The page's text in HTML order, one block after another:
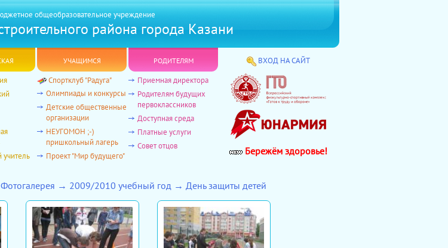
общеобразовательное учреждение
района города Казани
учащимся родителям ВХОД НА САЙТ
Бережём здоровье!
Спортклуб "Радуга"
Олимпиады и конкурсы
Детские общественные
организации
НЕУГОМОН ;-)
пришкольный лагерь
Проект "Мир будущего"
Приемная директора
Родителям будущих
первоклассников
Доступная среда
Платные услуги
Совет отцов
→ 2009/2010 учебный год → День защиты детей